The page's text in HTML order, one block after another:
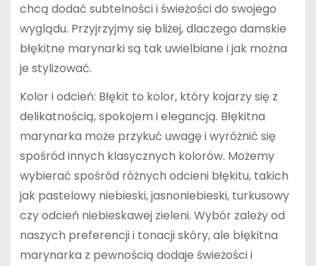
chcą dodać subtelności i świeżości do swojego
wyglądu. Przyjrzyjmy się bliżej, dlaczego damskie
błękitne marynarki są tak uwielbiane i jak można
je stylizować.
Kolor i odcień: Błękit to kolor, który kojarzy się z
delikatnością, spokojem i elegancją. Błękitna
marynarka może przykuć uwagę i wyróżnić się
spośród innych klasycznych kolorów. Możemy
wybierać spośród różnych odcieni błękitu, takich
jak pastelowy niebieski, jasnoniebieski, turkusowy
czy odcień niebieskawej zieleni. Wybór zależy od
naszych preferencji i tonacji skóry, ale błękitna
marynarka z pewnością dodaje świeżości i